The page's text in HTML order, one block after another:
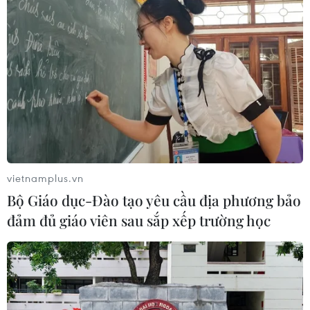
Báo Indonesia: Việt Nam có lợi thế
trong cuộc đua hút đầu tư xe điện
18/07/2026 13:38
Xem thêm
CƠ QUAN CHỦ QUẢN: THÔNG TẤN XÃ VIỆT NAM
Tổng Biên tập: TRẦN TIẾN DUẨN
vietnamplus.vn
Bộ Giáo dục-Đào tạo yêu cầu địa phương bảo
đảm đủ giáo viên sau sắp xếp trường học